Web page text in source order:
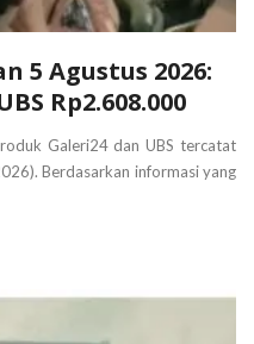
5 Agustus 2026:
Rp2.608.000
Galeri24 dan UBS tercatat
Berdasarkan informasi yang